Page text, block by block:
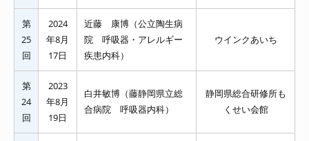
第
25
回
2024
年8月
17日
近藤 康博（公立陶生病
院 呼吸器・アレルギー
疾患内科）
ウインクあいち
第
24
回
2023
年8月
19日
白井敏博（藤静岡県立総
合病院 呼吸器内科）
静岡県総合研修所も
くせい会館